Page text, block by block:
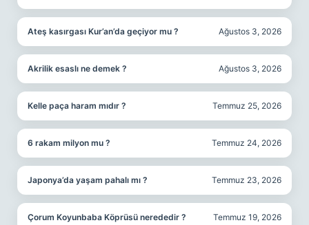
Ateş kasırgası Kur’an’da geçiyor mu ? Ağustos 3, 2026
Akrilik esaslı ne demek ? Ağustos 3, 2026
Kelle paça haram mıdır ? Temmuz 25, 2026
6 rakam milyon mu ? Temmuz 24, 2026
Japonya’da yaşam pahalı mı ? Temmuz 23, 2026
Çorum Koyunbaba Köprüsü nerededir ? Temmuz 19, 2026